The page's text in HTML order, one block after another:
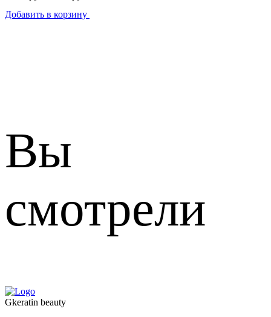
Добавить в корзину
Вы
смотрели
Gkeratin beauty